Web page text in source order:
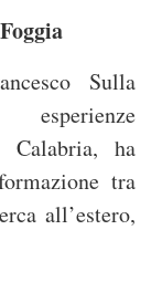
Sulla
esperienze
Calabria, ha
tra
all’estero,